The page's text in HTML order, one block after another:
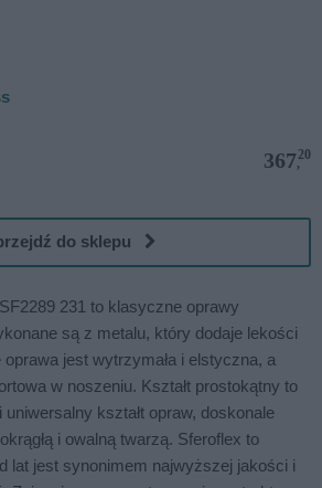
367,
20
do sklepu
231 to klasyczne oprawy
są z metalu, który dodaje lekości
jest wytrzymała i elstyczna, a
w noszeniu. Kształt prostokątny to
kształt opraw, doskonale
i owalną twarzą. Sferoflex to
lat jest synonimem najwyższej jakości i